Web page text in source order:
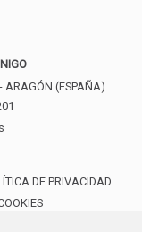
- ARAGÓN (ESPAÑA)
DE PRIVACIDAD